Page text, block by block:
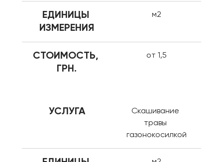
ЕДИНИЦЫ
ИЗМЕРЕНИЯ
м2
СТОИМОСТЬ,
ГРН.
от 1,5
УСЛУГА
Скашивание
травы
газонокосилкой